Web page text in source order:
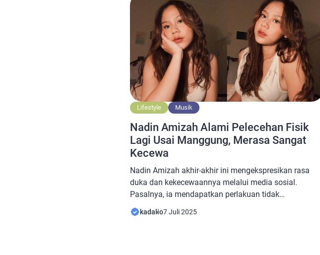
Lifestyle Musik
Nadin Amizah Alami Pelecehan Fisik
Lagi Usai Manggung, Merasa Sangat
Kecewa
Nadin Amizah akhir-akhir ini mengekspresikan rasa
duka dan kekecewaannya melalui media sosial.
Pasalnya, ia mendapatkan perlakuan tidak
menyenangkan secara fisik setelah selesai tampil.
Bukan yang pertama kalinya, kejadian ini sebenarnya
kadalio7 Juli 2025